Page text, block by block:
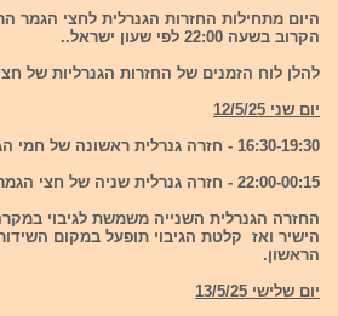
היום מתחילות החזרות הגנרלית לחצי הגמר
הקרוב בשעה 22:00 לפי שעון ישראל..
להלן לוח הזמנים של החזרות הגנרליות של
יום שני 12/5/25
16:30-19:30 - חזרה גנרלית ראשונה של חמי הגמר הראשון
22:00-00:15 - חזרה גנרלית שניה של חצי הגמר הראשון
החזרה הגנרלית השנייה משמשת לגיבוי
הישיר ואז קלטת הגיבוי תופעל במקום
הראשון.
יום שלישי 13/5/25